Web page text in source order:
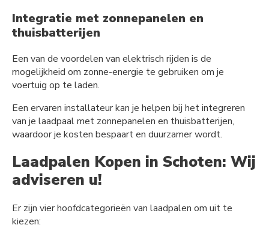
Integratie met zonnepanelen en
thuisbatterijen
Een van de voordelen van elektrisch rijden is de
mogelijkheid om zonne-energie te gebruiken om je
voertuig op te laden.
Een ervaren installateur kan je helpen bij het integreren
van je laadpaal met zonnepanelen en thuisbatterijen,
waardoor je kosten bespaart en duurzamer wordt.
Laadpalen Kopen in Schoten: Wij
adviseren u!
Er zijn vier hoofdcategorieën van laadpalen om uit te
kiezen: